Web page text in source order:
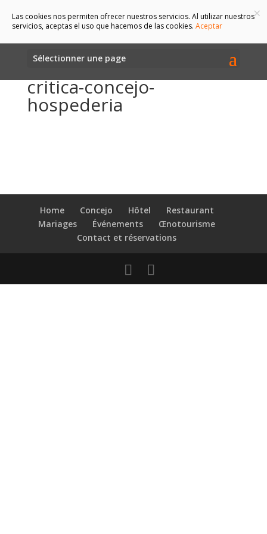
Sélectionner une page
critica-concejo-
hospederia
Home Concejo Hôtel
Restaurant
Mariages
Événements
Œnotourisme
Contact et réservations
×
Las cookies nos permiten ofrecer nuestros servicios. Al utilizar nuestros
servicios, aceptas el uso que hacemos de las cookies. Aceptar